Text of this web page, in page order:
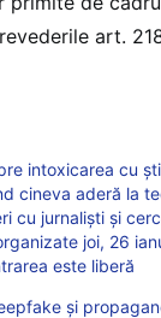
art.
intoxicarea cu
cineva aderă la
cu jurnaliști și
joi, 26
este liberă
și